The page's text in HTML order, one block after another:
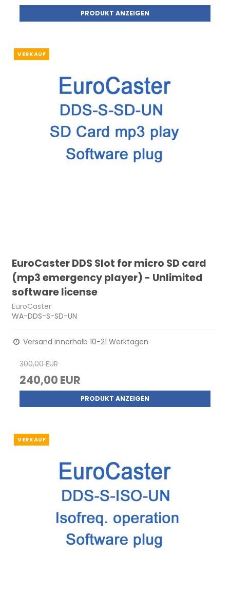
PRODUKT ANZEIGEN
VERKAUF
EuroCaster DDS Slot for micro SD card
(mp3 emergency player) - Unlimited
software license
EuroCaster
WA-DDS-S-SD-UN
Versand innerhalb 10-21 Werktagen
300,00 EUR
240,00 EUR
PRODUKT ANZEIGEN
VERKAUF